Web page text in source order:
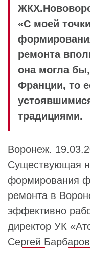
«С моей
ремонта
она могла
Франции, то
традициями.
Воронеж.
Существующая
формирования
ремонта в
эффективно
директор УК
Сергей Барбаров